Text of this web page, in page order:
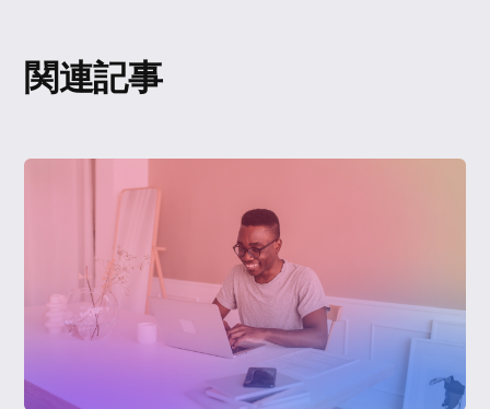
関連記事